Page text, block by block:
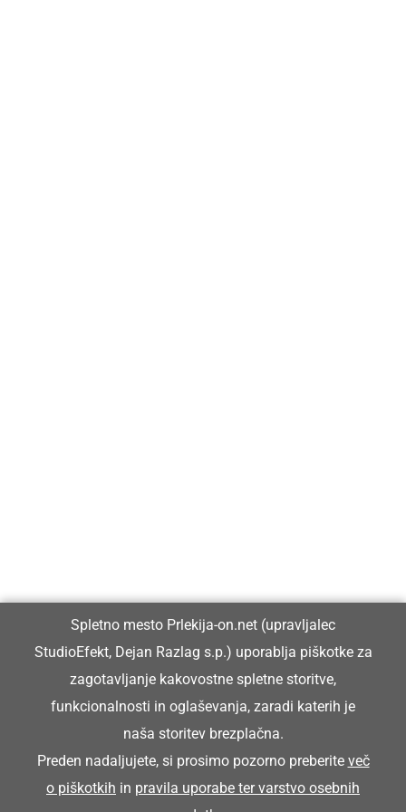
Glavni in odgovorni urednik:
Dejan Razlag
info@prlekija-on.net
Spletno mesto Prlekija-on.net (upravljalec
StudioEfekt, Dejan Razlag s.p.) uporablja piškotke za
zagotavljanje kakovostne spletne storitve,
funkcionalnosti in oglaševanja, zaradi katerih je
naša storitev brezplačna.
Preden nadaljujete, si prosimo pozorno preberite več
o piškotkih in pravila uporabe ter varstvo osebnih